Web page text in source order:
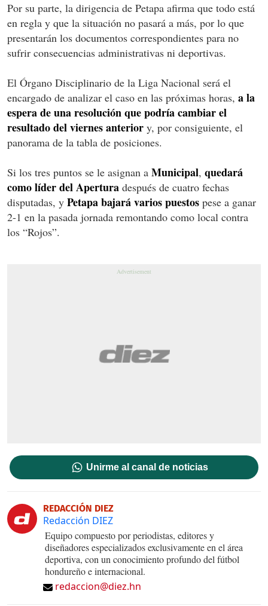
Por su parte, la dirigencia de Petapa afirma que todo está
en regla y que la situación no pasará a más, por lo que
presentarán los documentos correspondientes para no
sufrir consecuencias administrativas ni deportivas.
El Órgano Disciplinario de la Liga Nacional será el
encargado de analizar el caso en las próximas horas, a la
espera de una resolución que podría cambiar el
resultado del viernes anterior y, por consiguiente, el
panorama de la tabla de posiciones.
Si los tres puntos se le asignan a Municipal, quedará
como líder del Apertura después de cuatro fechas
disputadas, y Petapa bajará varios puestos pese a ganar
2-1 en la pasada jornada remontando como local contra
los “Rojos”.
Unirme al canal de noticias
REDACCIÓN DIEZ
Redacción DIEZ
Equipo compuesto por periodistas, editores y
diseñadores especializados exclusivamente en el área
deportiva, con un conocimiento profundo del fútbol
hondureño e internacional.
redaccion@diez.hn